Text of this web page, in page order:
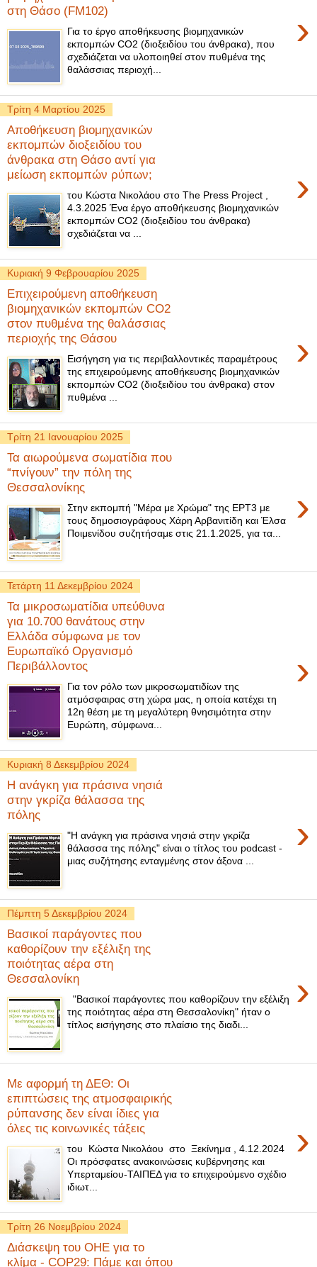
στη Θάσο (FM102)
›
Για το έργο αποθήκευσης βιομηχανικών
εκπομπών CO2 (διοξειδίου του άνθρακα), που
σχεδιάζεται να υλοποιηθεί στον πυθμένα της
θαλάσσιας περιοχή...
Τρίτη 4 Μαρτίου 2025
Αποθήκευση βιομηχανικών
εκπομπών διοξειδίου του
άνθρακα στη Θάσο αντί για
μείωση εκπομπών ρύπων;
›
του Κώστα Νικολάου στο The Press Project ,
4.3.2025 Ένα έργο αποθήκευσης βιομηχανικών
εκπομπών CO2 (διοξειδίου του άνθρακα)
σχεδιάζεται να ...
Κυριακή 9 Φεβρουαρίου 2025
Επιχειρούμενη αποθήκευση
βιομηχανικών εκπομπών CO2
στον πυθμένα της θαλάσσιας
περιοχής της Θάσου
›
Εισήγηση για τις περιβαλλοντικές παραμέτρους
της επιχειρούμενης αποθήκευσης βιομηχανικών
εκπομπών CO2 (διοξειδίου του άνθρακα) στον
πυθμένα ...
Τρίτη 21 Ιανουαρίου 2025
Τα αιωρούμενα σωματίδια που
“πνίγουν” την πόλη της
Θεσσαλονίκης
›
Στην εκπομπή "Μέρα με Χρώμα" της ΕΡΤ3 με
τους δημοσιογράφους Χάρη Αρβανιτίδη και Έλσα
Ποιμενίδου συζητήσαμε στις 21.1.2025, για τα...
Τετάρτη 11 Δεκεμβρίου 2024
Τα μικροσωματίδια υπεύθυνα
για 10.700 θανάτους στην
Ελλάδα σύμφωνα με τον
Ευρωπαϊκό Οργανισμό
Περιβάλλοντος
›
Για τον ρόλο των μικροσωματιδίων της
ατμόσφαιρας στη χώρα μας, η οποία κατέχει τη
12η θέση με τη μεγαλύτερη θνησιμότητα στην
Ευρώπη, σύμφωνα...
Κυριακή 8 Δεκεμβρίου 2024
Η ανάγκη για πράσινα νησιά
στην γκρίζα θάλασσα της
πόλης
›
"Η ανάγκη για πράσινα νησιά στην γκρίζα
θάλασσα της πόλης" είναι ο τίτλος του podcast -
μιας συζήτησης ενταγμένης στον άξονα ...
Πέμπτη 5 Δεκεμβρίου 2024
Βασικοί παράγοντες που
καθορίζουν την εξέλιξη της
ποιότητας αέρα στη
Θεσσαλονίκη
›
"Βασικοί παράγοντες που καθορίζουν την εξέλιξη
της ποιότητας αέρα στη Θεσσαλονίκη" ήταν ο
τίτλος εισήγησης στο πλαίσιο της διαδι...
Με αφορμή τη ΔΕΘ: Οι
επιπτώσεις της ατμοσφαιρικής
ρύπανσης δεν είναι ίδιες για
όλες τις κοινωνικές τάξεις
›
του Κώστα Νικολάου στο Ξεκίνημα , 4.12.2024
Οι πρόσφατες ανακοινώσεις κυβέρνησης και
Υπερταμείου-ΤΑΙΠΕΔ για το επιχειρούμενο σχέδιο
ιδιωτ...
Τρίτη 26 Νοεμβρίου 2024
Διάσκεψη του ΟΗΕ για το
κλίμα - COP29: Πάμε και όπου